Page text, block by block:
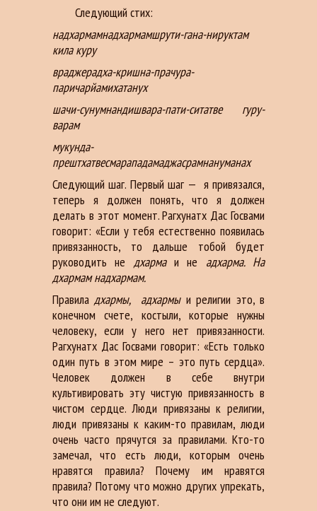
Следующий стих:
надхармамнадхармамшрути-гана-нируктам
кила куру
враджерадха-кришна-прачура-
паричарйамихатанух
шачи-сунумнандишвара-пати-ситатве гуру-
варам
мукунда-
прештхатвесмарападамаджасрамнануманах
Следующий шаг. Первый шаг — я привязался,
теперь я должен понять, что я должен
делать в этот момент. Рагхунатх Дас Госвами
говорит: «Если у тебя естественно появилась
привязанность, то дальше тобой будет
руководить не дхармаи не адхарма. На
дхармам надхармам.
Правиладхармы, адхармыи религии это, в
конечном счете, костыли, которые нужны
человеку, если у него нет привязанности.
Рагхунатх Дас Госвами говорит: «Есть только
один путь в этом мире – это путь сердца».
Человек должен в себе внутри
культивировать эту чистую привязанность в
чистом сердце. Люди привязаны к религии,
люди привязаны к каким-то правилам, люди
очень часто прячутся за правилами. Кто-то
замечал, что есть люди, которым очень
нравятся правила? Почему им нравятся
правила? Потому что можно других упрекать,
что они им не следуют.